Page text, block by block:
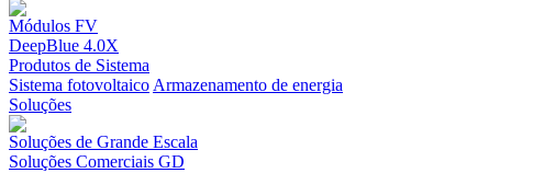
Módulos FV
DeepBlue 4.0X
Produtos de Sistema
Sistema fotovoltaicoArmazenamento de energia
Soluções
Soluções de Grande Escala
Soluções Comerciais GD